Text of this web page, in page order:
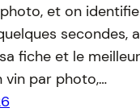
et on
secondes,
fiche et le
vin par photo,…